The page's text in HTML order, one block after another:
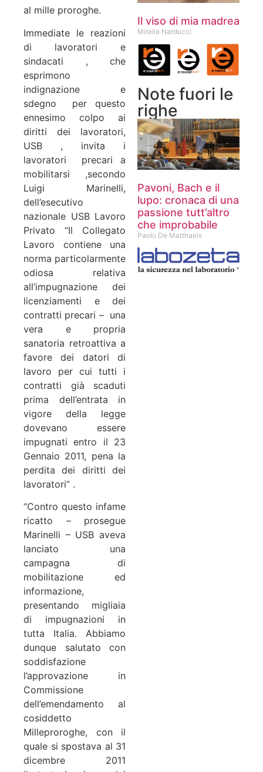
al mille proroghe.
Immediate le reazioni
di lavoratori e
sindacati , che
esprimono
indignazione e
sdegno per questo
ennesimo colpo ai
diritti dei lavoratori,
USB , invita i
lavoratori precari a
mobilitarsi ,secondo
Luigi Marinelli,
dell’esecutivo
nazionale USB Lavoro
Privato “Il Collegato
Lavoro contiene una
norma particolarmente
odiosa relativa
all’impugnazione dei
licenziamenti e dei
contratti precari – una
vera e propria
sanatoria retroattiva a
favore dei datori di
lavoro per cui tutti i
contratti già scaduti
prima dell’entrata in
vigore della legge
dovevano essere
impugnati entro il 23
Gennaio 2011, pena la
perdita dei diritti dei
lavoratori” .
“Contro questo infame
ricatto – prosegue
Marinelli – USB aveva
lanciato una
campagna di
mobilitazione ed
informazione,
presentando migliaia
di impugnazioni in
tutta Italia. Abbiamo
dunque salutato con
soddisfazione
l’approvazione in
Commissione
dell’emendamento al
cosiddetto
Milleproroghe, con il
quale si spostava al 31
dicembre 2011
Il viso di mia madrea
Mirella Narducci
Note fuori le
righe
Pavoni, Bach e il
lupo: cronaca di una
passione tutt’altro
che improbabile
Paolo De Matthaeis